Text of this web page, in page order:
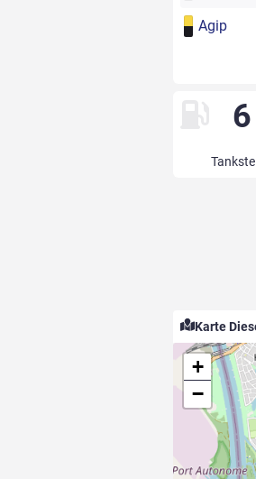
Agip
6
Karte
+
−